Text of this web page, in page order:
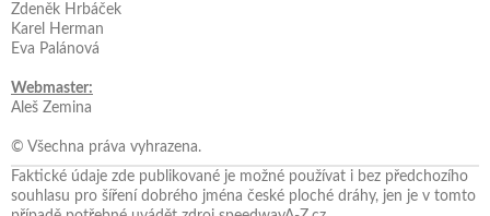
Zdeněk Hrbáček
Karel Herman
Eva Palánová
Webmaster:
Aleš Zemina
© Všechna práva vyhrazena.
Faktické údaje zde publikované je možné používat i bez předchozího
souhlasu pro šíření dobrého jména české ploché dráhy, jen je v tomto